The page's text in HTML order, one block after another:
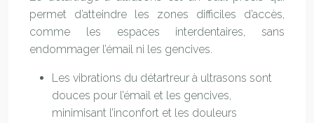
permet d’atteindre les zones difficiles d’accès,
comme les espaces interdentaires, sans
endommager l’émail ni les gencives.
Les vibrations du détartreur à ultrasons sont
douces pour l’émail et les gencives,
minimisant l’inconfort et les douleurs